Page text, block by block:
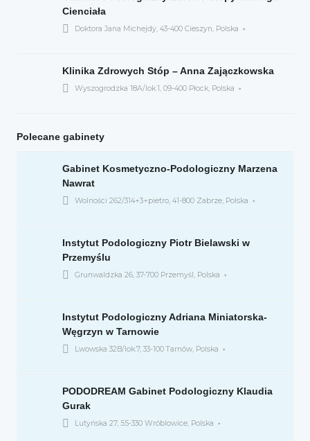
Cienciała
Doktora Jana Michejdy, 43-400 Cieszyn, Polska
Klinika Zdrowych Stóp – Anna Zajączkowska
Wyszogrodzka 18A/lok.1, 09-400 Płock, Polska
Polecane gabinety
Gabinet Kosmetyczno-Podologiczny Marzena
Nawrat
Wolności 262/314+3+pietro, 41-800 Zabrze, Polska
Instytut Podologiczny Piotr Bielawski w
Przemyślu
Grunwaldzka 26, 37-700 Przemyśl, Polska
Instytut Podologiczny Adriana Miniatorska-
Węgrzyn w Tarnowie
Lwowska 32B/lok.7, 33-100 Tarnów, Polska
PODODREAM Gabinet Podologiczny Klaudia
Gurak
Lutyńska 27, 55-330 Wróblowice, Polska